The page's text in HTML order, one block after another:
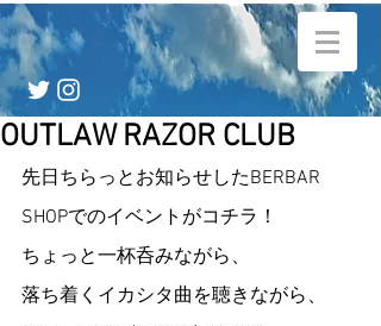
OUTLAW RAZOR CLUB
先日ちらっとお知らせしたBERBAR
SHOPでのイベントがコチラ！
ちょっと一杯呑みながら、
落ち着くイカシタ曲を聴きながら、